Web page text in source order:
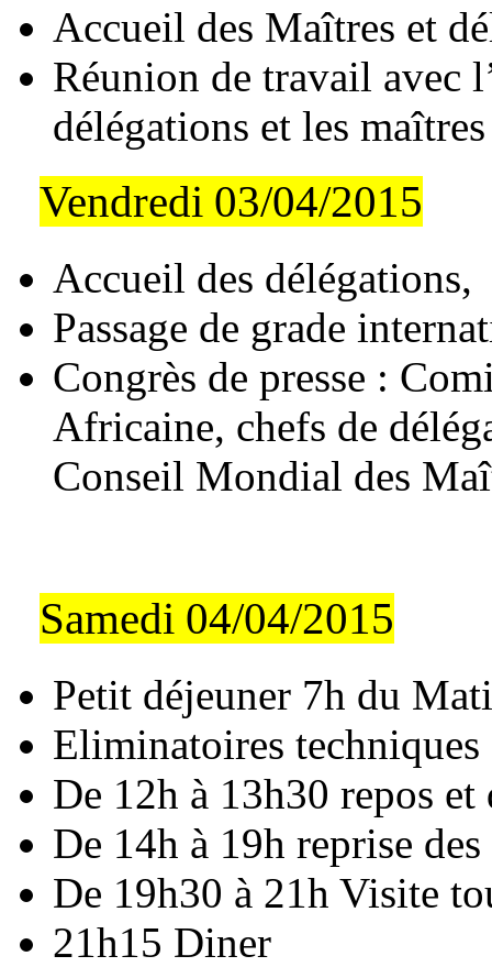
Accueil des Maîtres et
Réunion de travail avec
délégations et les
Vendredi 03/04/2015
Accueil des
Passage de grade
Congrès de presse :
Africaine, chefs de
Conseil Mondial des
Samedi 04/04/2015
Petit déjeuner 7h du
Eliminatoires techniques
De 12h à 13h30 repos et
De 14h à 19h reprise
De 19h30 à 21h Visite
21h15 Diner